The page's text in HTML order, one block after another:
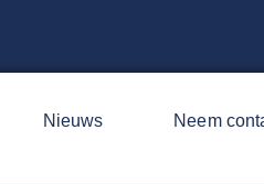
Nieuws Neem